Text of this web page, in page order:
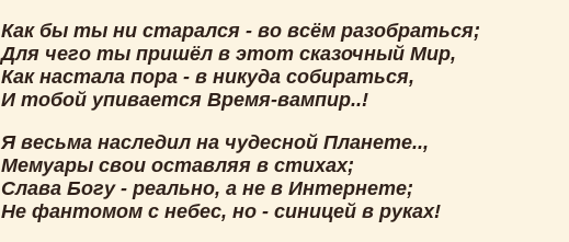
Как бы ты ни старался - во всём разобраться;
Для чего ты пришёл в этот сказочный Мир,
Как настала пора - в никуда собираться,
И тобой упивается Время-вампир..!
Я весьма наследил на чудесной Планете..,
Мемуары свои оставляя в стихах;
Слава Богу - реально, а не в Интернете;
Не фантомом с небес, но - синицей в руках!